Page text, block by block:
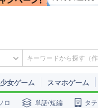
女ゲーム スマホゲーム
ロ 単話/短編 タ